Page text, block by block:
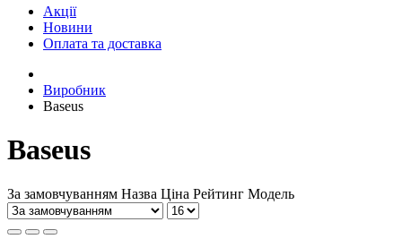
Акції
Новини
Оплата та доставка
Виробник
Baseus
Baseus
За замовчуванням Назва Ціна Рейтинг Модель